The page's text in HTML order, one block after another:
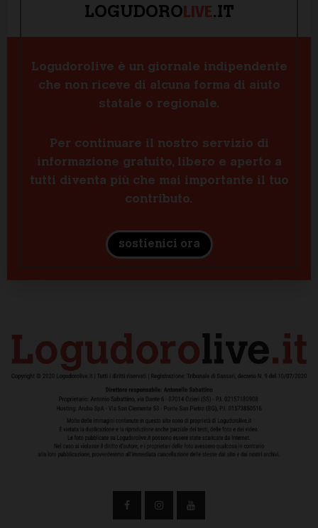
LOGUDOROLIVE.IT
Logudorolive è un giornale indipendente
che non riceve di alcuna forma di aiuto
statale o regionale.
Per continuare il nostro servizio di
informazione gratuito, libero e aperto a
tutti diventa più che mai importante il tuo
contributo.
sostienici ora